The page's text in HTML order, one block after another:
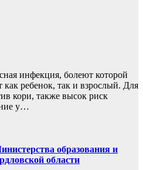
инфекция, болеют которой
как ребенок, так и взрослый. Для
кори, также высок риск
у…
образования и
области